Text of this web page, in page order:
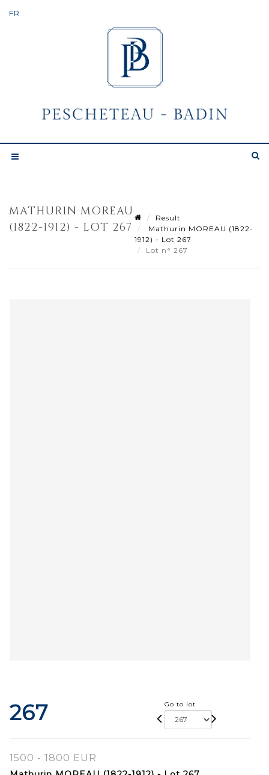
MATHURIN MOREAU
(1822-1912) - LOT 267
Result
Mathurin MOREAU (1822-
1912) - Lot 267
Lot n° 267
267 Go to lot
1500 - 1800 EUR